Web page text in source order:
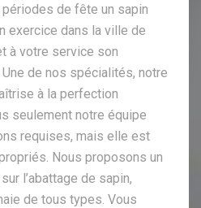
de fête un sapin
exercice dans la ville de
à votre service son
de nos spécialités, notre
à la perfection
seulement notre équipe
requises, mais elle est
Nous proposons un
l’abattage de sapin,
de tous types. Vous